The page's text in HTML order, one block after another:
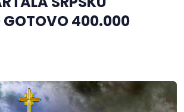
GOTOVO 400.000